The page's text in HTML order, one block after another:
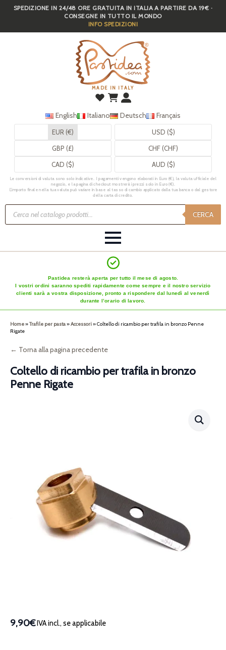
SkipSPEDIZIONE IN 24/48 ORE GRATUITA IN ITALIA A PARTIRE DA 19€ ·
CONSEGNE IN TUTTO IL MONDO
INFO SPEDIZIONI
MADE IN ITALY
English Italiano Deutsch Français
EUR (€)
USD ($)
GBP (£)
CHF (CHF)
CAD ($)
AUD ($)
Le conversioni di valuta sono solo indicative. I pagamenti vengono elaborati in Euro (€), la valuta ufficiale del
negozio, e la pagina di checkout mostrerà i prezzi solo in Euro (€).
L’importo finale nella tua valuta può variare in base al tasso di cambio applicato dalla tua banca o dal gestore
della carta di credito.
Ricerca
prodotti CERCA
Pastidea resterà aperta per tutto il mese di agosto.
I vostri ordini saranno spediti rapidamente come sempre e il nostro servizio
clienti sarà a vostra disposizione, pronto a rispondere dal lunedì al venerdì
durante l’orario di lavoro.
Home»Trafile per pasta»Accessori»Coltello di ricambio per trafila in bronzo Penne
Rigate
← Torna alla pagina precedente
Coltello di ricambio per trafila in bronzo
Penne Rigate
9,90€IVA incl., se applicabile